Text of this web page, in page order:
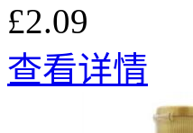
£2.09
查看详情